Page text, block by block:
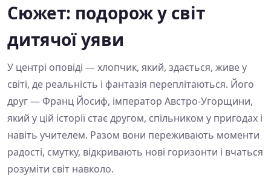
Сюжет: подорож у світ
дитячої уяви
У центрі оповіді — хлопчик, який, здається, живе у
світі, де реальність і фантазія переплітаються. Його
друг — Франц Йосиф, імператор Австро-Угорщини,
який у цій історії стає другом, спільником у пригодах і
навіть учителем. Разом вони переживають моменти
радості, смутку, відкривають нові горизонти і вчаться
розуміти світ навколо.